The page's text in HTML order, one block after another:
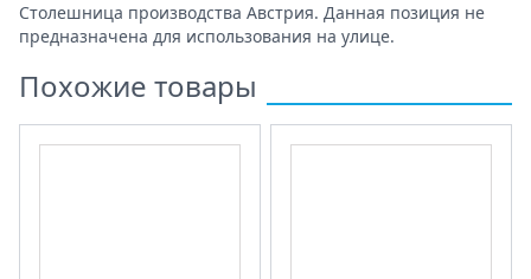
Столешница производства Австрия. Данная позиция не
предназначена для использования на улице.
Похожие товары